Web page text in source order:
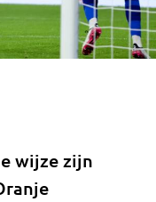
wijze zijn